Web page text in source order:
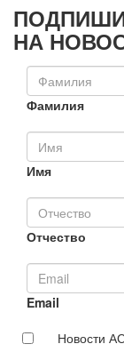
НА
Фамилия
Имя
Отчество
Email
Новости